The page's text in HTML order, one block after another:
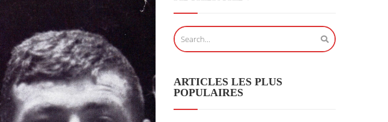
ARTICLES LES PLUS
POPULAIRES